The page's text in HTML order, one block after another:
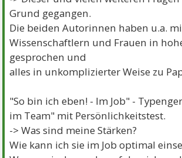
Grund gegangen.
Die beiden Autorinnen haben u.a.
Wissenschaftlern und Frauen in
gesprochen und
alles in unkomplizierter Weise zu
"So bin ich eben! - Im Job" -
im Team" mit Persönlichkeitstest.
-> Was sind meine Stärken?
Wie kann ich sie im Job optimal